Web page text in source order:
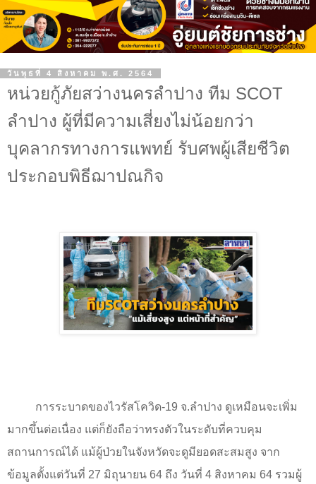
วันพุธที่ 4 สิงหาคม พ.ศ. 2564
หน่วยกู้ภัยสว่างนครลำปาง ทีม SCOT
ลำปาง ผู้ที่มีความเสี่ยงไม่น้อยกว่า
บุคลากรทางการแพทย์ รับศพผู้เสียชีวิต
ประกอบพิธีฌาปณกิจ
การระบาดของไวรัสโควิด-19 จ.ลำปาง ดูเหมือนจะเพิ่ม
มากขึ้นต่อเนื่อง แต่ก็ยังถือว่าทรงตัวในระดับที่ควบคุม
สถานการณ์ได้ แม้ผู้ป่วยในจังหวัดจะดูมียอดสะสมสูง จาก
ข้อมูลตั้งแต่วันที่ 27 มิถุนายน 64 ถึง วันที่ 4 สิงหาคม 64 รวมผู้